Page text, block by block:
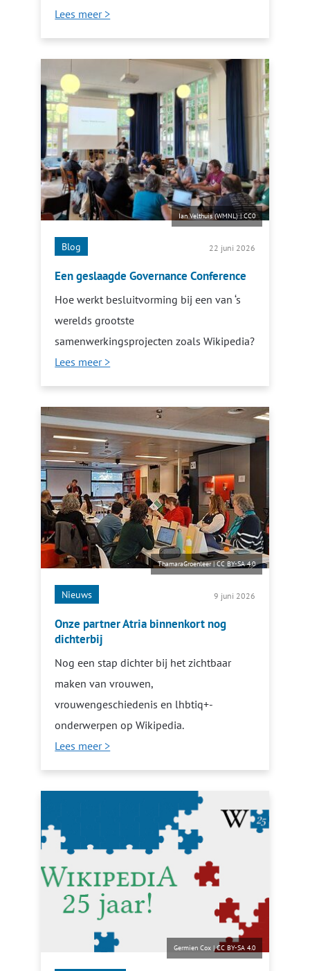
Lees meer >
Ian Velthuis (WMNL)|CC0
Blog 22 juni 2026
Een geslaagde Governance Conference
Hoe werkt besluitvorming bij een van ‘s
werelds grootste
samenwerkingsprojecten zoals Wikipedia?
Lees meer >
ThamaraGroenleer| CC BY-SA 4.0
Nieuws 9 juni 2026
Onze partner Atria binnenkort nog
dichterbij
Nog een stap dichter bij het zichtbaar
maken van vrouwen,
vrouwengeschiedenis en lhbtiq+-
onderwerpen op Wikipedia.
Lees meer >
Germien Cox|CC BY-SA 4.0